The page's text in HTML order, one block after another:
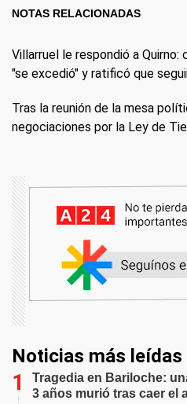
NOTAS RELACIONADAS
Villarruel le respondió a
"se excedió" y ratificó que
Tras la reunión de la mesa
negociaciones por la Ley de
Noticias más leídas
Tragedia en Bariloche:
3 años murió tras caer el